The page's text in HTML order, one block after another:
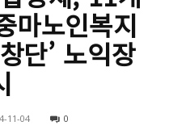
마노인복지
단’ 노익장
11-04 0